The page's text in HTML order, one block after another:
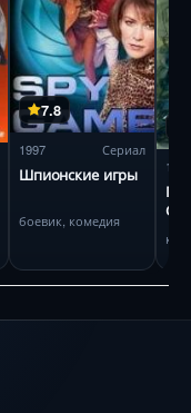
7.8
1997 Сериал
Шпионские игры
боевик, комедия
1997